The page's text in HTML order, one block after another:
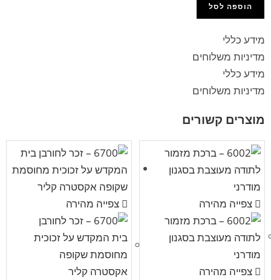
הוספה לסל
מידע כללי
מדיניות משלוחים
מידע כללי
מדיניות משלוחים
מוצרים קשורים
צפייה מהירה
צפייה מהירה
צפייה מהירה